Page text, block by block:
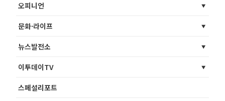
오피니언
문화·라이프
뉴스발전소
이투데이TV
스페셜리포트